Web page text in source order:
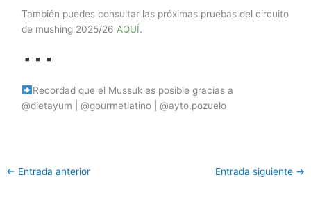
También puedes consultar las próximas pruebas del circuito
de mushing 2025/26AQUÍ.
Recordad que el Mussuk es posible gracias a
@dietayum | @gourmetlatino | @ayto.pozuelo
← Entrada anterior Entrada siguiente →